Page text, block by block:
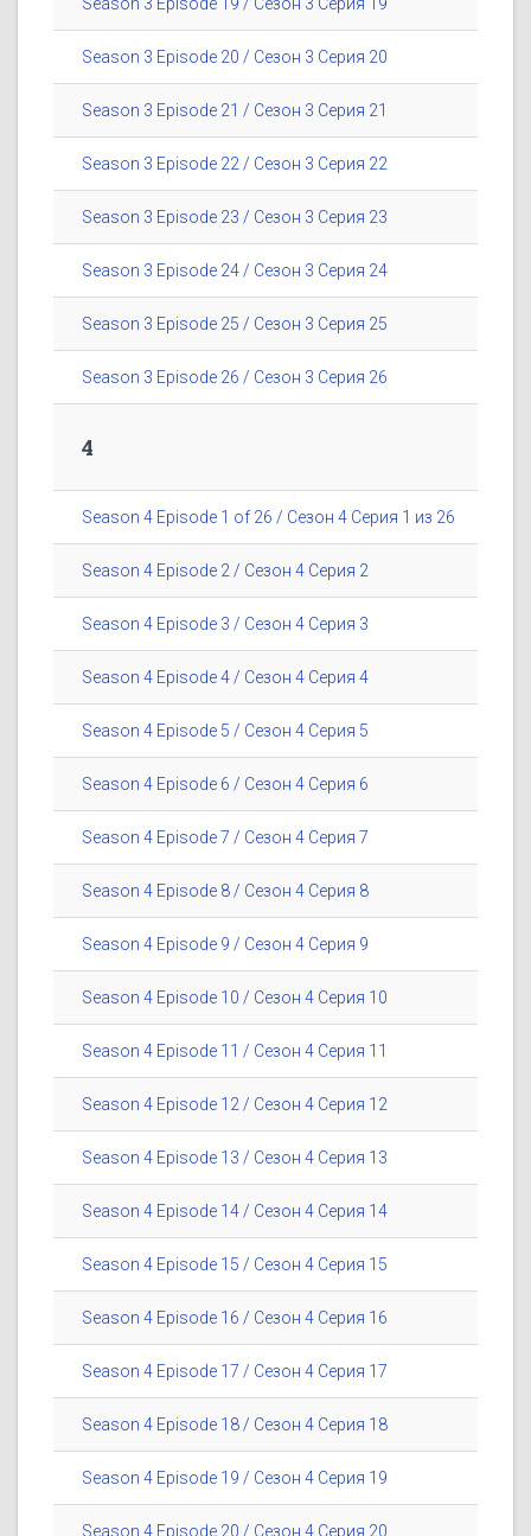
Season 3 Episode 19 / Сезон 3 Серия 19
Season 3 Episode 20 / Сезон 3 Серия 20
Season 3 Episode 21 / Сезон 3 Серия 21
Season 3 Episode 22 / Сезон 3 Серия 22
Season 3 Episode 23 / Сезон 3 Серия 23
Season 3 Episode 24 / Сезон 3 Серия 24
Season 3 Episode 25 / Сезон 3 Серия 25
Season 3 Episode 26 / Сезон 3 Серия 26
4
Season 4 Episode 1 of 26 / Сезон 4 Серия 1 из 26
Season 4 Episode 2 / Сезон 4 Серия 2
Season 4 Episode 3 / Сезон 4 Серия 3
Season 4 Episode 4 / Сезон 4 Серия 4
Season 4 Episode 5 / Сезон 4 Серия 5
Season 4 Episode 6 / Сезон 4 Серия 6
Season 4 Episode 7 / Сезон 4 Серия 7
Season 4 Episode 8 / Сезон 4 Серия 8
Season 4 Episode 9 / Сезон 4 Серия 9
Season 4 Episode 10 / Сезон 4 Серия 10
Season 4 Episode 11 / Сезон 4 Серия 11
Season 4 Episode 12 / Сезон 4 Серия 12
Season 4 Episode 13 / Сезон 4 Серия 13
Season 4 Episode 14 / Сезон 4 Серия 14
Season 4 Episode 15 / Сезон 4 Серия 15
Season 4 Episode 16 / Сезон 4 Серия 16
Season 4 Episode 17 / Сезон 4 Серия 17
Season 4 Episode 18 / Сезон 4 Серия 18
Season 4 Episode 19 / Сезон 4 Серия 19
Season 4 Episode 20 / Сезон 4 Серия 20